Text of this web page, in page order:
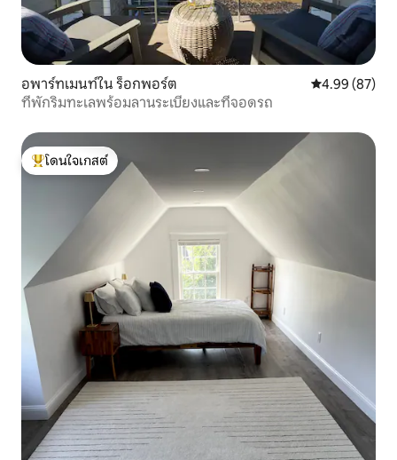
อพาร์ทเมนท์ใน ร็อกพอร์ต คะแนนเฉลี่ย
4.99 (87)
ที่พักริมทะเลพร้อมลานระเบียงและที่จอดรถ
โดนใจเกสต์ที่สุด
โดนใจเกสต์